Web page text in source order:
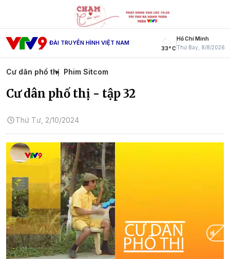
ĐÀI TRUYỀN HÌNH VIỆT NAM
33° C
Hồ Chí Minh
Thứ Bảy, 8/8/2026
Cư dân phố thị Phim Sitcom
Cư dân phố thị - tập 32
Thứ Tư, 2/10/2024